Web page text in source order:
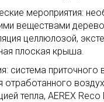
мероприятия:
веществами
целлюлозой,
плоская крыша.
система приточного
отработанного
тепла, AEREX Reco